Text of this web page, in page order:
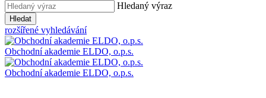
Hledaný výraz
Hledat
rozšířené vyhledávání
Obchodní akademie ELDO, o.p.s.
Obchodní akademie ELDO, o.p.s.